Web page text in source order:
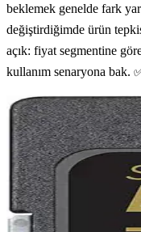
beklemek genelde fark
değiştirdiğimde ürün
açık: fiyat segmentine
kullanım senaryona bak.